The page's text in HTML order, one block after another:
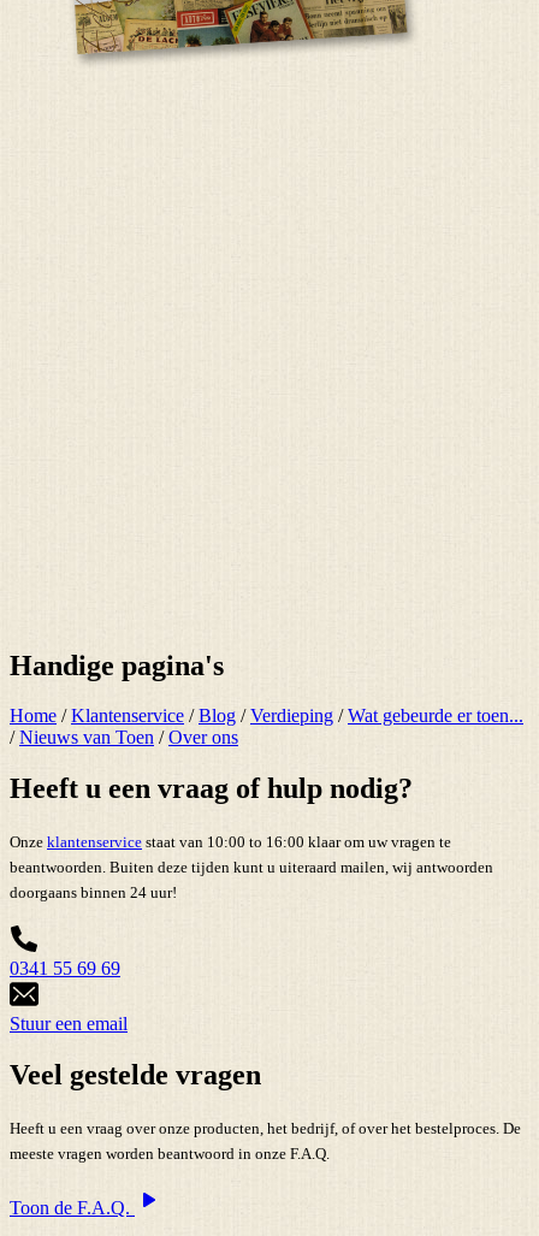
Handige pagina's
Home /Klantenservice /Blog /Verdieping /Wat gebeurde er toen...
/Nieuws van Toen /Over ons
Heeft u een vraag of hulp nodig?
Onze klantenservice staat van 10:00 to 16:00 klaar om uw vragen te
beantwoorden. Buiten deze tijden kunt u uiteraard mailen, wij antwoorden
doorgaans binnen 24 uur!
0341 55 69 69
Stuur een email
Veel gestelde vragen
Heeft u een vraag over onze producten, het bedrijf, of over het bestelproces. De
meeste vragen worden beantwoord in onze F.A.Q.
Toon de F.A.Q.